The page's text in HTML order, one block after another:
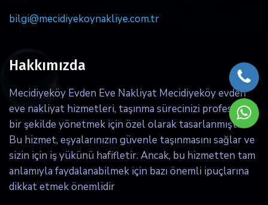
bilgi@mecidiyekoynakliye.com.tr
Hakkımızda
Mecidiyeköy Evden Eve Nakliyat Mecidiyeköy evden
eve nakliyat hizmetleri, taşınma sürecinizi profesyonel
bir şekilde yönetmek için özel olarak tasarlanmıştır.
Bu hizmet, eşyalarınızın güvenle taşınmasını sağlar ve
sizin için iş yükünü hafifletir. Ancak, bu hizmetten tam
anlamıyla faydalanabilmek için bazı önemli ipuçlarına
dikkat etmek önemlidir